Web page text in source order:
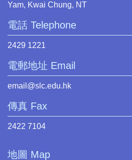
Yam, Kwai Chung, NT
電話 Telephone
2429 1221
電郵地址 Email
email@slc.edu.hk
傳真 Fax
2422 7104
地圖 Map